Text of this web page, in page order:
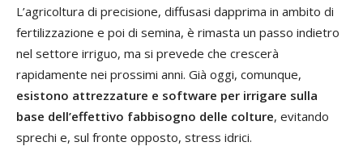
L’agricoltura di precisione, diffusasi dapprima in ambito di
fertilizzazione e poi di semina, è rimasta un passo indietro
nel settore irriguo, ma si prevede che crescerà
rapidamente nei prossimi anni. Già oggi, comunque,
esistono attrezzature e software per irrigare sulla
base dell’effettivo fabbisogno delle colture, evitando
sprechi e, sul fronte opposto, stress idrici.